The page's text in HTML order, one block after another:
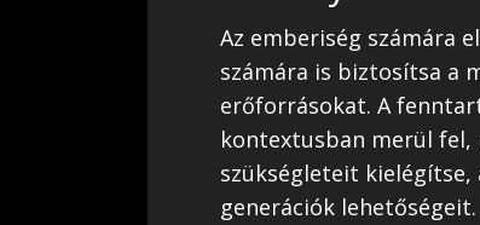
Az emberiség számára
számára is biztosítsa a
erőforrásokat. A
kontextusban merül fel,
szükségleteit kielégítse,
generációk